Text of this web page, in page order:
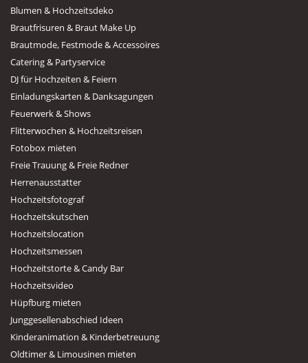
Blumen & Hochzeitsdeko
Brautfrisuren & Braut Make Up
Brautmode, Festmode & Accessoires
Catering & Partyservice
DJ für Hochzeiten & Feiern
Einladungskarten & Danksagungen
Feuerwerk & Shows
Flitterwochen & Hochzeitsreisen
Fotobox mieten
Freie Trauung & Freie Redner
Herrenausstatter
Hochzeitsfotograf
Hochzeitskutschen
Hochzeitslocation
Hochzeitsmessen
Hochzeitstorte & Candy Bar
Hochzeitsvideo
Hüpfburg mieten
Junggesellenabschied Ideen
Kinderanimation & Kinderbetreuung
Oldtimer & Limousinen mieten